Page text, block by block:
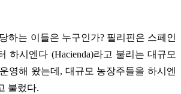
하는 이들은 누구인가? 필리핀은 스페인
하시엔다 (Hacienda)라고 불리는 대규모
영해 왔는데, 대규모 농장주들을 하시엔
불렀다.